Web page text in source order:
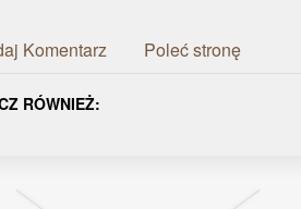
Komentarz Poleć stronę
RÓWNIEŻ: